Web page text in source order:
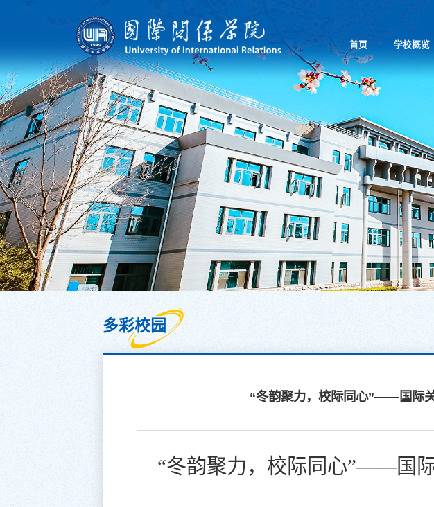
首页 学校概览
多彩校园
“冬韵聚力，校际同心”——国际
“冬韵聚力，校际同心”——国